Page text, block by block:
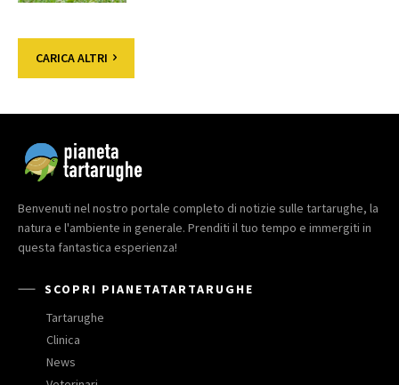
CARICA ALTRI
Benvenuti nel nostro portale completo di notizie sulle tartarughe, la
natura e l'ambiente in generale. Prenditi il tuo tempo e immergiti in
questa fantastica esperienza!
SCOPRI PIANETATARTARUGHE
Tartarughe
Clinica
News